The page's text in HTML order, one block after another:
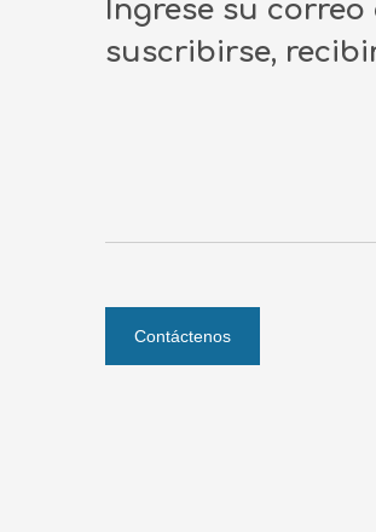
Ingrese su
suscribirse,
Contáctenos